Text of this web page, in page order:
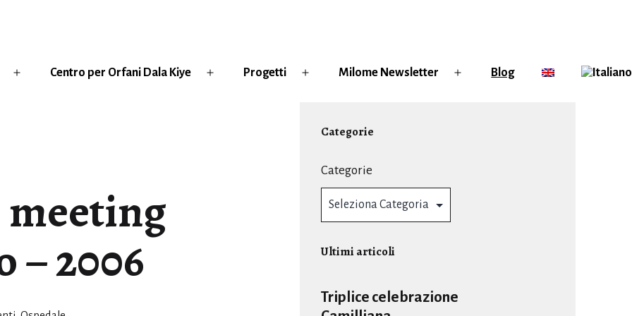
Centro per Orfani Dala Kiye Progetti Milome Newsletter Blog
– 2006
Categorie
Categorie
Ultimi articoli
Triplice celebrazione